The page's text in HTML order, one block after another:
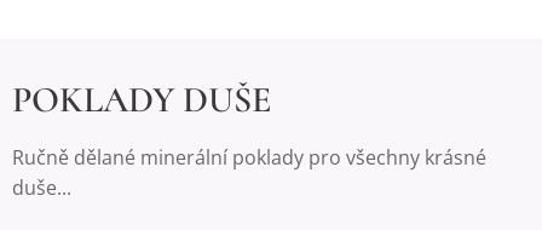
POKLADY DUŠE
Ručně dělané minerální poklady pro všechny krásné
duše...